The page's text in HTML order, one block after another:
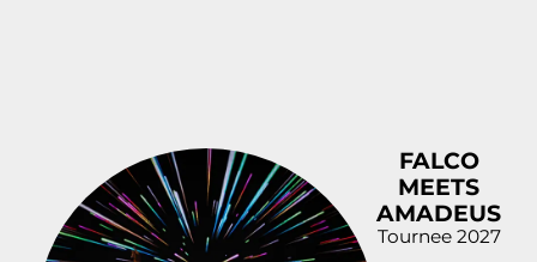
FALCO
MEETS
AMADEUS
Tournee 2027